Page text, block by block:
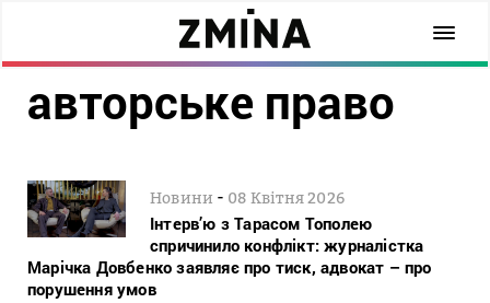
авторське право
Новини - 08 Квітня 2026
Інтерв’ю з Тарасом Тополею
спричинило конфлікт: журналістка
Марічка Довбенко заявляє про тиск, адвокат – про
порушення умов